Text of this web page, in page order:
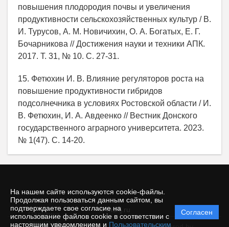
На нашем сайте используются cookie-файлы.
Продолжая пользоваться данным сайтом, вы
подтверждаете свое согласие на
использование файлов cookie в соответствии с
настоящим уведомлением и Пользовательским
Согласен
повышения плодородия почвы и увеличения
продуктивности сельскохозяйственных культур / В.
И. Турусов, А. М. Новичихин, О. А. Богатых, Е. Г.
Бочарникова // Достижения науки и техники АПК.
2017. Т. 31, № 10. С. 27-31.
15. Фетюхин И. В. Влияние регуляторов роста на
повышение продуктивности гибридов
подсолнечника в условиях Ростовской области / И.
В. Фетюхин, И. А. Авдеенко // Вестник Донского
государственного аграрного университета. 2023.
№ 1(47). С. 14-20.
© mshj.ru
Политика
защиты и